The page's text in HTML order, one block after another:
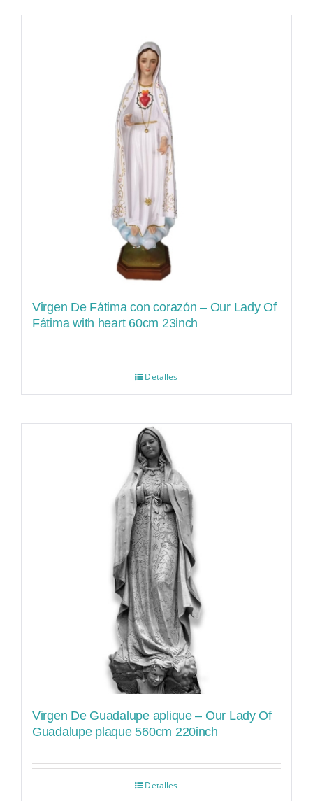
Virgen De Fátima con corazón – Our Lady Of
Fátima with heart 60cm 23inch
Detalles
Virgen De Guadalupe aplique – Our Lady Of
Guadalupe plaque 560cm 220inch
Detalles